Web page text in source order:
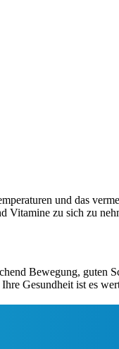
und das
Vitamine zu sich zu
Bewegung,
Gesundheit ist es